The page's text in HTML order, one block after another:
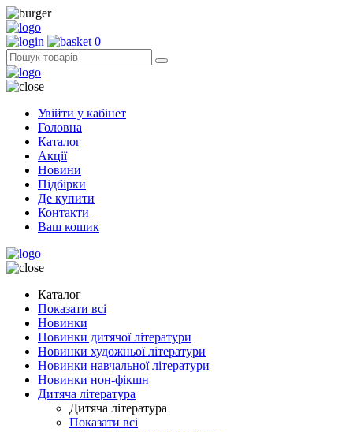
0
Увійти у кабінет
Головна
Каталог
Акції
Новини
Підбірки
Де купити
Контакти
Ваш кошик
Каталог
Показати всі
Новинки
Новинки дитячої літератури
Новинки художньої літератури
Новинки навчальної літератури
Новинки нон-фікшн
Дитяча література
Дитяча література
Показати всі